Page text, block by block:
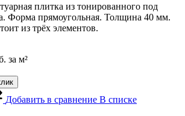
плитка из тонированного под
Форма прямоугольная. Толщина 40 мм.
из трёх элементов.
за м²
Добавить в сравнение В списке